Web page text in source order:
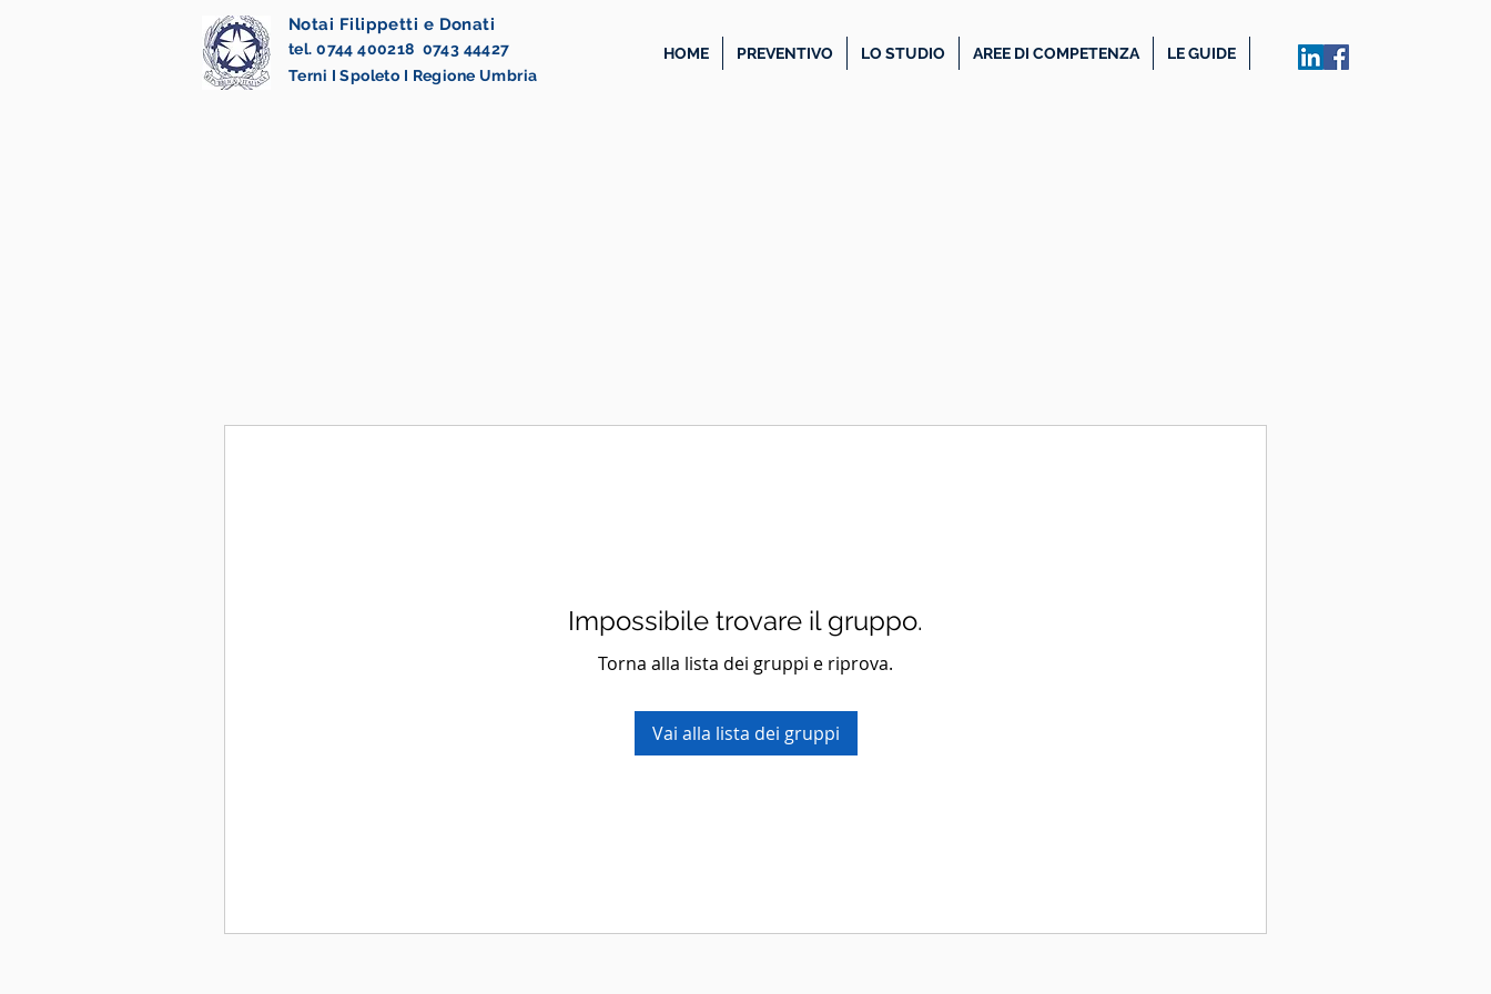
Notai Filippetti e Donati
HOME PREVENTIVO LO STUDIO AREE DI COMPETENZA LE GUIDE
tel. 0744 400218 0743 44427
Terni I Spoleto I Regione Umbria
Impossibile trovare il gruppo.
Torna alla lista dei gruppi e riprova.
Vai alla lista dei gruppi